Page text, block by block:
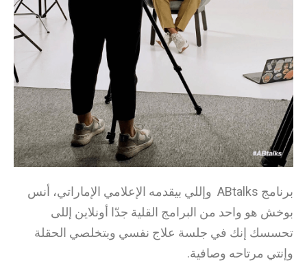
برنامج ABtalks وإللي بيقدمه الإعلامي الإماراتي، أنس
بوخش هو واحد من البرامج القلية جدّا أونلاين إللى
تحسسك إنك في جلسة علاج نفسي وبتخلصي الحقلة
وإنتي مرتاحه وصافية.